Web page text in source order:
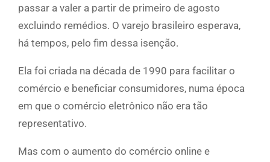
passar a valer a partir de primeiro de agosto
excluindo remédios. O varejo brasileiro esperava,
há tempos, pelo fim dessa isenção.
Ela foi criada na década de 1990 para facilitar o
comércio e beneficiar consumidores, numa época
em que o comércio eletrônico não era tão
representativo.
Mas com o aumento do comércio online e